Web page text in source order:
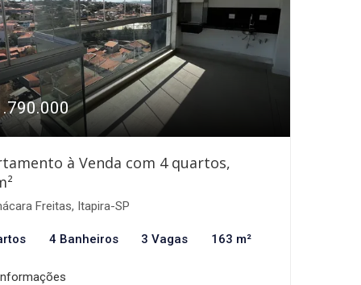
à Venda com 4 quartos,
Freitas, Itapira-SP
4 Banheiros 3 Vagas 163 m²